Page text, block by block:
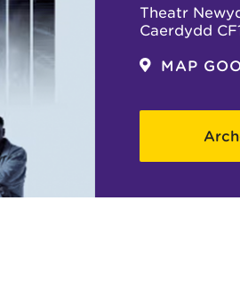
Theatr
Caerdydd
MAP